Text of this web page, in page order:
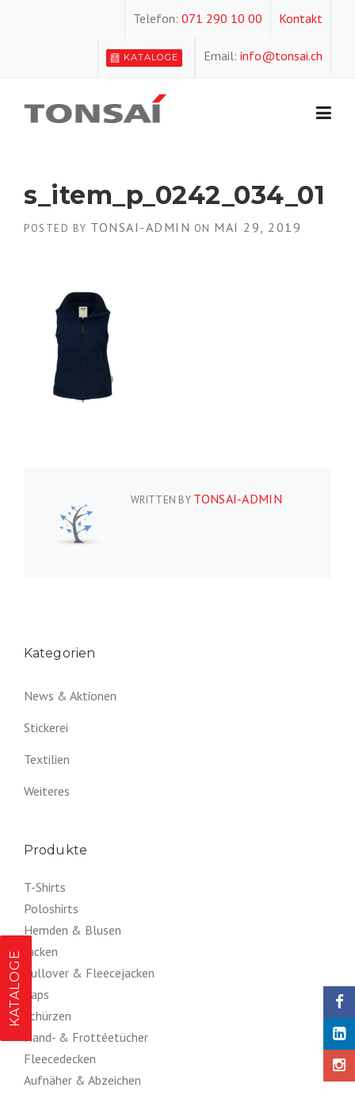
Kontakt
Telefon: 071 290 10 00
Email: info@tonsai.ch
KATALOGE
s_item_p_0242_034_01
POSTED BY TONSAI-ADMIN ON MAI 29, 2019
WRITTEN BY TONSAI-ADMIN
Kategorien
News & Aktionen
Stickerei
Textilien
Weiteres
Produkte
T-Shirts
Poloshirts
Hemden & Blusen
Jacken
Pullover & Fleecejacken
Caps
Schürzen
Hand- & Frottéetücher
Fleecedecken
Aufnäher & Abzeichen
KATALOGE